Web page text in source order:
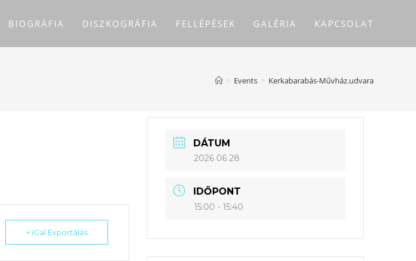
BIOGRÁFIA DISZKOGRÁFIA FELLÉPÉSEK GALÉRIA KAPCSOLAT
> Events > Kerkabarabás-Művház.udvara
+ iCal Exportálás
DÁTUM
2026 06 28
IDŐPONT
15:00 - 15:40